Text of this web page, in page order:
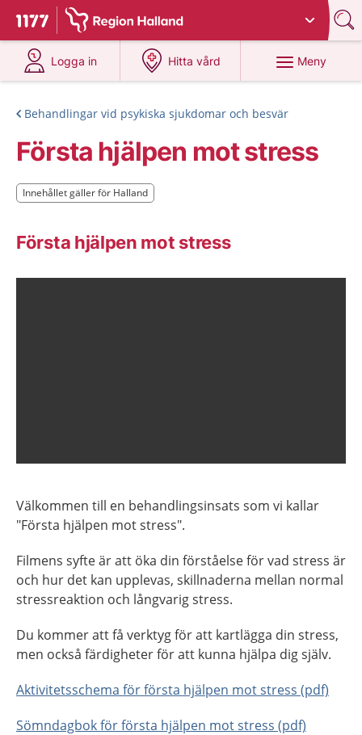
Till startsidan för 1177
Du har valt region Halland
Logga in
på 1177.se
Hitta vård
på 1177.se
Meny
Behandlingar vid psykiska sjukdomar och besvär
Första hjälpen mot stress
Innehållet gäller för Halland
Innehållet gäller för Halland
Första hjälpen mot stress
Välkommen till en behandlingsinsats som vi kallar
"Första hjälpen mot stress".
Filmens syfte är att öka din förståelse för vad stress är
och hur det kan upplevas, skillnaderna mellan normal
stressreaktion och långvarig stress.
Du kommer att få verktyg för att kartlägga din stress,
men också färdigheter för att kunna hjälpa dig själv.
Aktivitetsschema för första hjälpen mot stress (pdf)
Sömndagbok för första hjälpen mot stress (pdf)